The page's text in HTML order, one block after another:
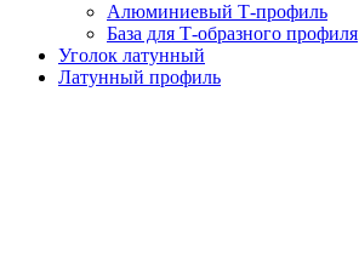
Алюминиевый Т-профиль
База для Т-образного профиля
Уголок латунный
Латунный профиль